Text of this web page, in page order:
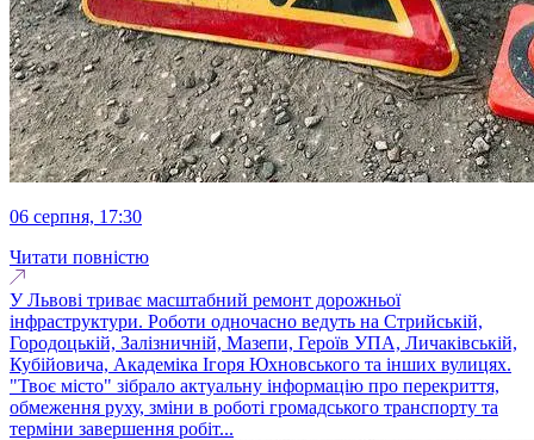
06 серпня, 17:30
Читати повністю
У Львові триває масштабний ремонт дорожньої
інфраструктури. Роботи одночасно ведуть на Стрийській,
Городоцькій, Залізничній, Мазепи, Героїв УПА, Личаківській,
Кубійовича, Академіка Ігоря Юхновського та інших вулицях.
"Твоє місто" зібрало актуальну інформацію про перекриття,
обмеження руху, зміни в роботі громадського транспорту та
терміни завершення робіт...